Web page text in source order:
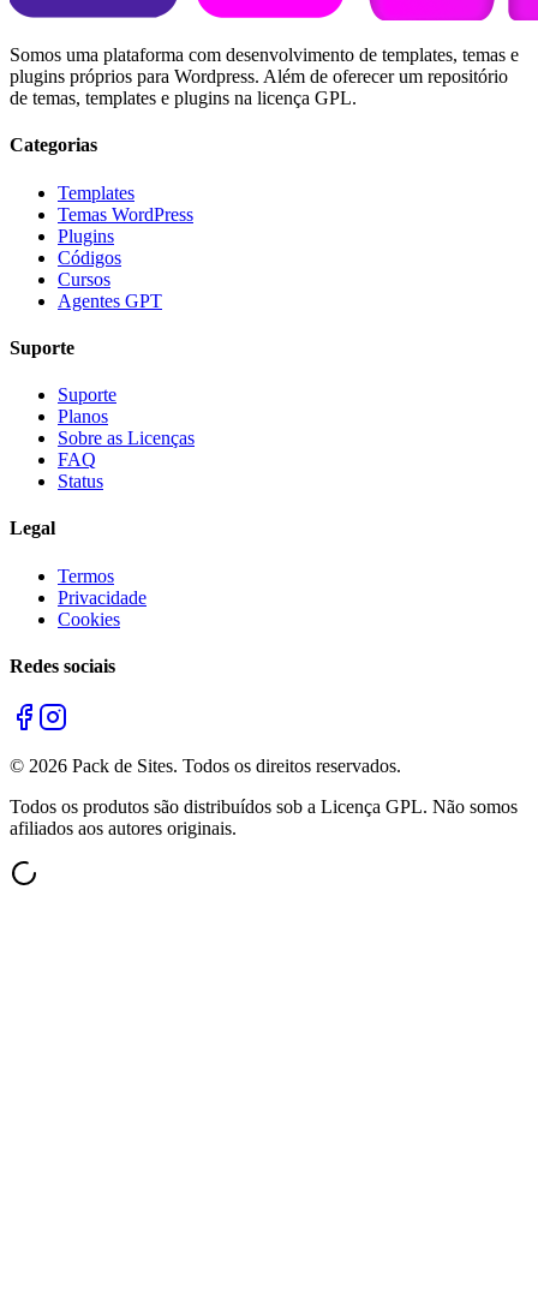
Somos uma plataforma com desenvolvimento de templates, temas e
plugins próprios para Wordpress. Além de oferecer um repositório
de temas, templates e plugins na licença GPL.
Categorias
Templates
Temas WordPress
Plugins
Códigos
Cursos
Agentes GPT
Suporte
Suporte
Planos
Sobre as Licenças
FAQ
Status
Legal
Termos
Privacidade
Cookies
Redes sociais
© 2026 Pack de Sites. Todos os direitos reservados.
Todos os produtos são distribuídos sob a Licença GPL. Não somos
afiliados aos autores originais.